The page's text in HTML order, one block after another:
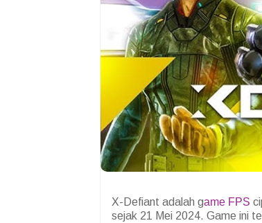
X-Defiant adalah game FPS
sejak 21 Mei 2024. Game ini